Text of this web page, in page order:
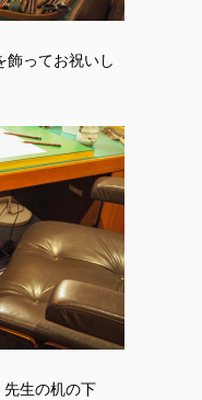
飾ってお祝いし
先生の机の下